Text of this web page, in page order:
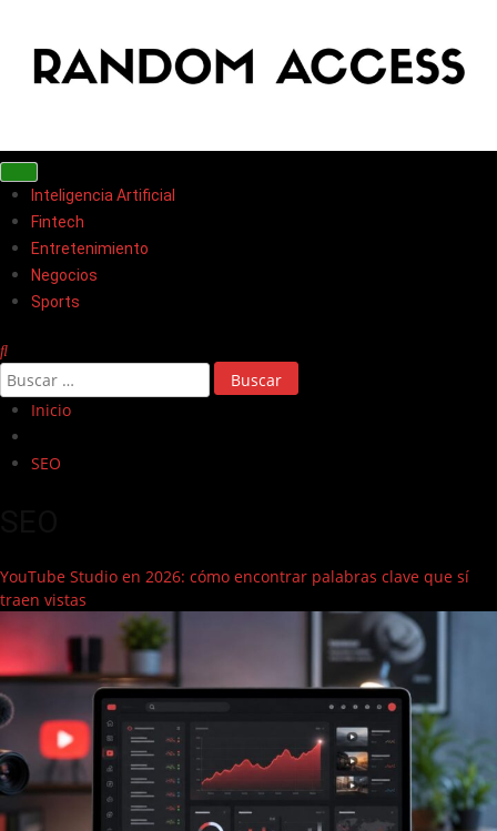
Inteligencia Artificial
Fintech
Entretenimiento
Negocios
Sports
Inicio
SEO
YouTube Studio en 2026: cómo encontrar palabras clave que sí
traen vistas